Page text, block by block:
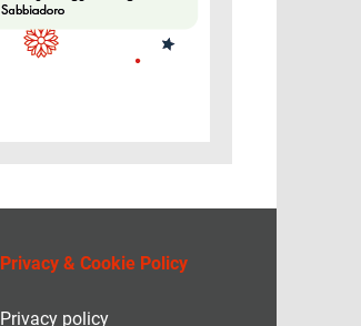
Privacy & Cookie Policy
Privacy policy